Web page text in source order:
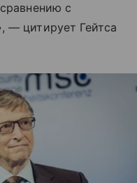
с
— цитирует Гейтса